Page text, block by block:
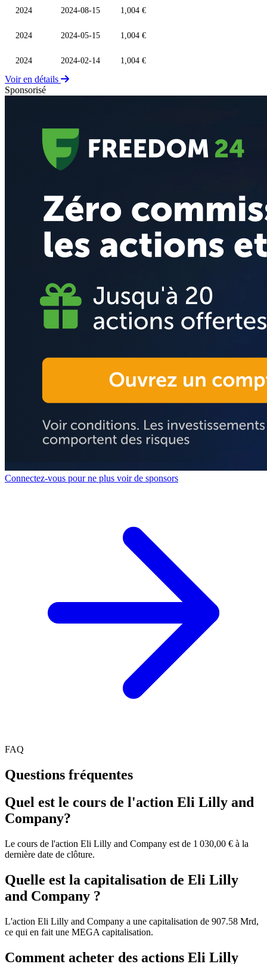
2024 2024-08-15 1,004 €
2024 2024-05-15 1,004 €
2024 2024-02-14 1,004 €
Voir en détails
Sponsorisé
Connectez-vous pour ne plus voir de sponsors
FAQ
Questions fréquentes
Quel est le cours de l'action Eli Lilly and
Company?
Le cours de l'action Eli Lilly and Company est de 1 030,00 € à la
dernière date de clôture.
Quelle est la capitalisation de Eli Lilly
and Company ?
L'action Eli Lilly and Company a une capitalisation de 907.58 Mrd,
ce qui en fait une MEGA capitalisation.
Comment acheter des actions Eli Lilly